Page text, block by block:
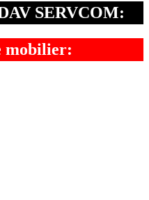
SERVCOM:
mobilier: